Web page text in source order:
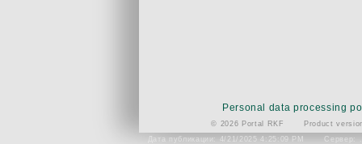
Personal data processing
© 2026 Portal RKF
Product
Дата публикации: 4/21/2025 4:25:09 PM
Сервер: